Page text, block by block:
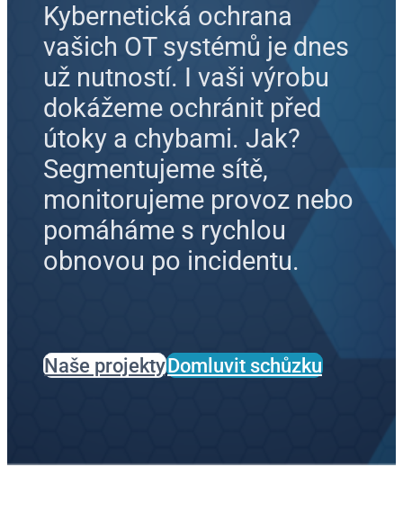
Kybernetická ochrana
vašich OT systémů je dnes
už nutností. I vaši výrobu
dokážeme ochránit před
útoky a chybami. Jak?
Segmentujeme sítě,
monitorujeme provoz nebo
pomáháme s rychlou
obnovou po incidentu.
Naše projektyDomluvit schůzku